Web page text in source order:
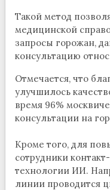
Такой метод
медицинской
запросы горожан,
консультацию
Отмечается, что
улучшилось
время 96%
консультации на
Кроме того, для
сотрудники
технологии ИИ.
линии проводится